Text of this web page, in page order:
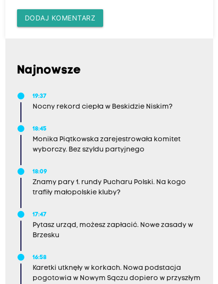
DODAJ KOMENTARZ
Najnowsze
19:37
Nocny rekord ciepła w Beskidzie Niskim?
18:45
Monika Piątkowska zarejestrowała komitet
wyborczy. Bez szyldu partyjnego
18:09
Znamy pary 1. rundy Pucharu Polski. Na kogo
trafiły małopolskie kluby?
17:47
Pytasz urząd, możesz zapłacić. Nowe zasady w
Brzesku
16:58
Karetki utknęły w korkach. Nowa podstacja
pogotowia w Nowym Sączu dopiero w przyszłym